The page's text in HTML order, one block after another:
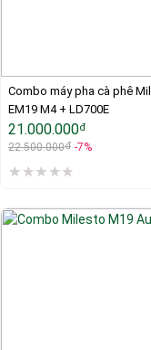
Combo máy pha cà phê
EM19 M4 + LD700E
21.000.000đ
22.500.000đ -7%